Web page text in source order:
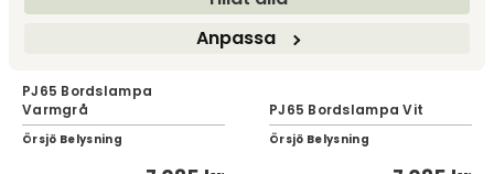
Anpassa
PJ65 Bordslampa
Varmgrå
Örsjö Belysning
PJ65 Bordslampa Vit
Örsjö Belysning